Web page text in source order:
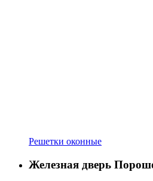
Решетки оконные
Железная дверь